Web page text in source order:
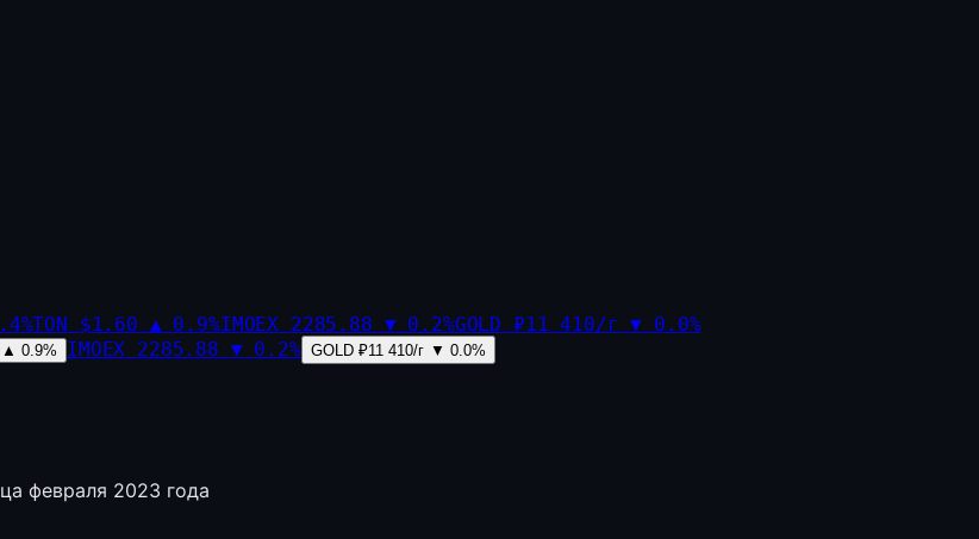
%TON $1.60 ▲ 0.9%IMOEX 2285.88 ▼ 0.2%GOLD ₽11 410/г ▼ 0.0%
▲ 0.9% IMOEX 2285.88 ▼ 0.2% GOLD ₽11 410/г ▼ 0.0%
февраля 2023 года